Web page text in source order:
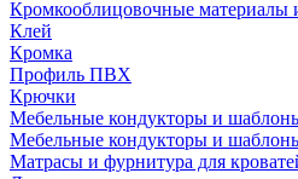
Кромкооблицовочные материалы
Клей
Кромка
Профиль ПВХ
Крючки
Мебельные кондукторы и
Мебельные кондукторы и
Матрасы и фурнитура для